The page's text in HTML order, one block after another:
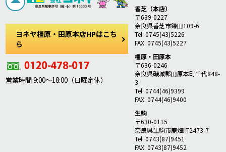
ヨネヤ橿原・田原本店HPはこち
ら
営業時間 9:00～18:00（日曜定休）
香芝（本店）
〒639-0227
奈良県香芝市鎌田109-6
Tel: 0745(43)5226
FAX: 0745(43)5227
橿原・田原本
〒636-0246
奈良県磯城郡田原本町千代848-
3
Tel: 0744(46)9399
FAX: 0744(46)9400
生駒
〒630-0115
奈良県生駒市鹿畑町2473-7
Tel: 0743(87)9451
FAX: 0743(87)9452